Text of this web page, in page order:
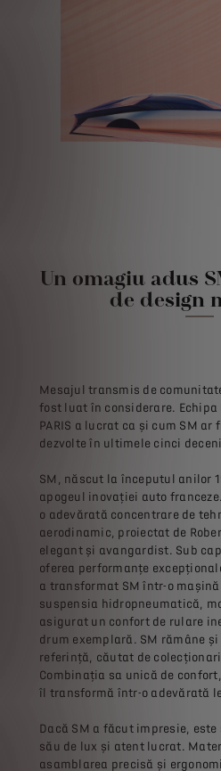
Un omagiu adus
de design
Mesajul transmis de
fost luat în considerare. Echipa
PARIS a lucrat ca și cum SM ar
dezvolte în ultimele cinci
SM, născut la începutul anilor
apogeul inovației auto
o adevărată concentrare de
aerodinamic, proiectat de
elegant și avangardist. Sub
oferea performanțe
a transformat SM într-o
suspensia hidropneumatică,
asigurat un confort de rulare
drum exemplară. SM rămâne
referință, căutat de
Combinația sa unică de
îl transformă într-o adevărată
Dacă SM a făcut impresie,
său de lux și atent lucrat.
asamblarea precisă și